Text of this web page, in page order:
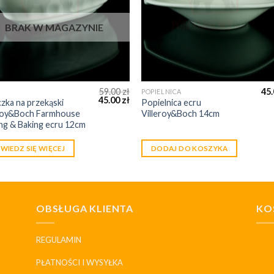
BRAK W MAGAZYNIE
na przekąski
Farmhouse
& Baking ecru 12cm
59.00zł
45.00zł
SIĘ WIĘCEJ
POPIELNICA
Popielnica ecru
Villeroy&Boch 14cm
DODAJ DO KOSZYKA
OBSŁUGA KLIENTA
REGULAMIN
PŁATNOŚCI I WYSYŁKA